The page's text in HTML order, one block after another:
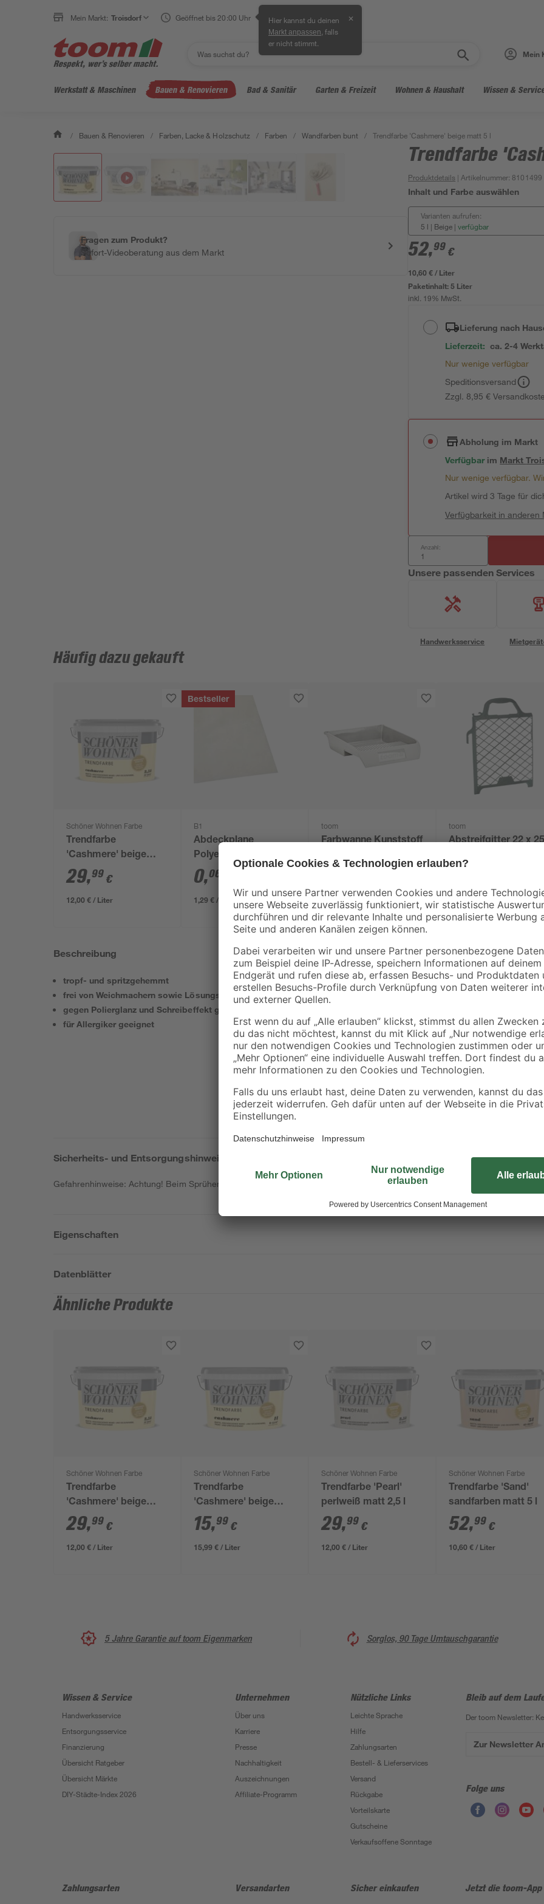
Mein Markt: Troisdorf Geöffnet bis 20:00 Uhr Hier kannst du deinen
Markt anpassen , falls
er nicht stimmt.
✕
Mein
Werkstatt & Maschinen Bauen & Renovieren Bad & Sanitär Garten & Freizeit Wohnen & Haushalt Wissen &
/ Bauen & Renovieren / Farben, Lacke & Holzschutz / Farben / Wandfarben bunt / Trendfarbe 'Cashmere' beige matt 5 l
Fragen zum Produkt?
Sofort-Videoberatung aus dem Markt
Trendfarbe
Produktdetails | Artikelnummer: 8101499
Inhalt und Farbe auswählen
Varianten aufrufen:
5 l | Beige | verfügbar
52,99 €
10,60 € / Liter
Paketinhalt:5 Liter
inkl. 19% MwSt.
Lieferung nach
Lieferzeit: ca. 2-4
Nur wenige verfügbar
Speditionsversand
Zzgl. 8,95 €
Abholung im Markt
Verfügbar im Markt
Nur wenige verfügbar.
Artikel wird 3 Tage für
Verfügbarkeit in anderen
Anzahl:
Unsere passenden Services
Handwerksservice
Häufig dazu gekauft
Schöner Wohnen Farbe
Trendfarbe
'Cashmere' beige
matt 2,5 l
29,99 €
12,00 € / Liter
Bestseller
B1
Abdeckplane
Polyethylen
transparent 4 x 5 m
0,06
1,29 € / Pack
toom
Farbwanne Kunststoff
toom
Abstreifgitter 22 x
Beschreibung
tropf- und spritzgehemmt
frei von Weichmachern sowie Lösungs- und Konservierungsmitteln
gegen Polierglanz und Schreibeffekt geschützt
für Allergiker geeignet
SCHÖNER WOHNEN
hochdeckende,
innen und die richtige Wahl für
tropfgehemmte Konsistenz
ihre besondere Rezeptur mit
Oberfläche wird die Anfälligkeit
Schreib-Effekt) bei intensiven
entstehen, können sie mit einem
werden (Touch Protect-
verwendet werden, z. B. auf
Dispersionsfarbenanstrichen,
Sicherheits- und Entsorgungshinweise
Gefahrenhinweise: Achtung! Beim Sprühen können gefährliche lungengängige Tröpfchen entstehen. Aerosol oder Nebel nicht
Eigenschaften
Datenblätter
Ähnliche Produkte
Schöner Wohnen Farbe
Trendfarbe
'Cashmere' beige
matt 2,5 l
29,99 €
12,00 € / Liter
Schöner Wohnen Farbe
Trendfarbe
'Cashmere' beige
matt 1 l
15,99 €
15,99 € / Liter
Schöner Wohnen Farbe
Trendfarbe 'Pearl'
perlweiß matt 2,5 l
29,99 €
12,00 € / Liter
Schöner Wohnen Farbe
Trendfarbe 'Sand'
sandfarben matt 5 l
52,99 €
10,60 € / Liter
5 Jahre Garantie auf toom Eigenmarken Sorglos, 90 Tage Umtauschgarantie
Wissen & Service
Handwerksservice
Entsorgungsservice
Finanzierung
Übersicht Ratgeber
Übersicht Märkte
DIY-Städte-Index 2026
Unternehmen
Über uns
Karriere
Presse
Nachhaltigkeit
Auszeichnungen
Affiliate-Programm
Nützliche Links
Leichte Sprache
Hilfe
Zahlungsarten
Bestell- & Lieferservices
Versand
Rückgabe
Vorteilskarte
Gutscheine
Verkaufsoffene Sonntage
Bleib auf dem
Der toom Newsletter:
Zur Newsletter
Folge uns
Zahlungsarten Versandarten Sicher einkaufen Jetzt die toom-